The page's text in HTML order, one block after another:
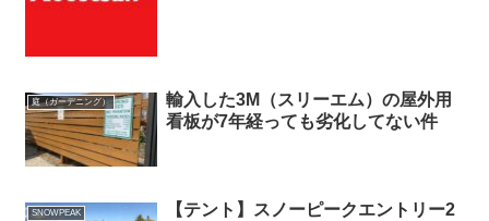
庭（ガーデニング）
輸入した3M（スリーエム）の屋外用
看板が7年経っても劣化してない件
SNOWPEAK
【テント】スノーピークエントリー2